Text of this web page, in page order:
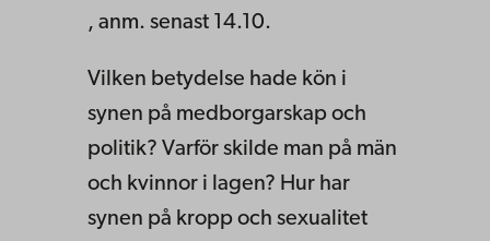
, anm. senast 14.10.
Vilken betydelse hade kön i
synen på medborgarskap och
politik? Varför skilde man på män
och kvinnor i lagen? Hur har
synen på kropp och sexualitet